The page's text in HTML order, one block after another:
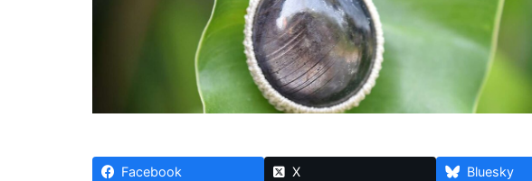
Facebook X Bluesky